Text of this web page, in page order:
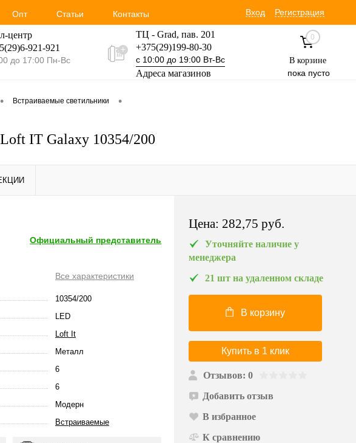
Опт Статьи Контакты Вход Регистрация
центр
921-921
до 17:00 Пн-Вс
ТЦ - Grad, пав. 201
+375(29)199-80-30
с 10:00 до 19:00 Вт-Вс
Адреса магазинов
0
В корзине
пока пусто
• Встраиваемые светильники •
IT Galaxy 10354/200
Официальный представитель
Все характеристики
10354/200
LED
Loft It
Металл
6
6
Модерн
Встраиваемые
Цена: 282,75 pуб.
Уточняйте наличие у
менеджера
21 шт на удаленном складе
В корзину
Купить в 1 клик
Отзывов: 0
Добавить отзыв
В избранное
К сравнению